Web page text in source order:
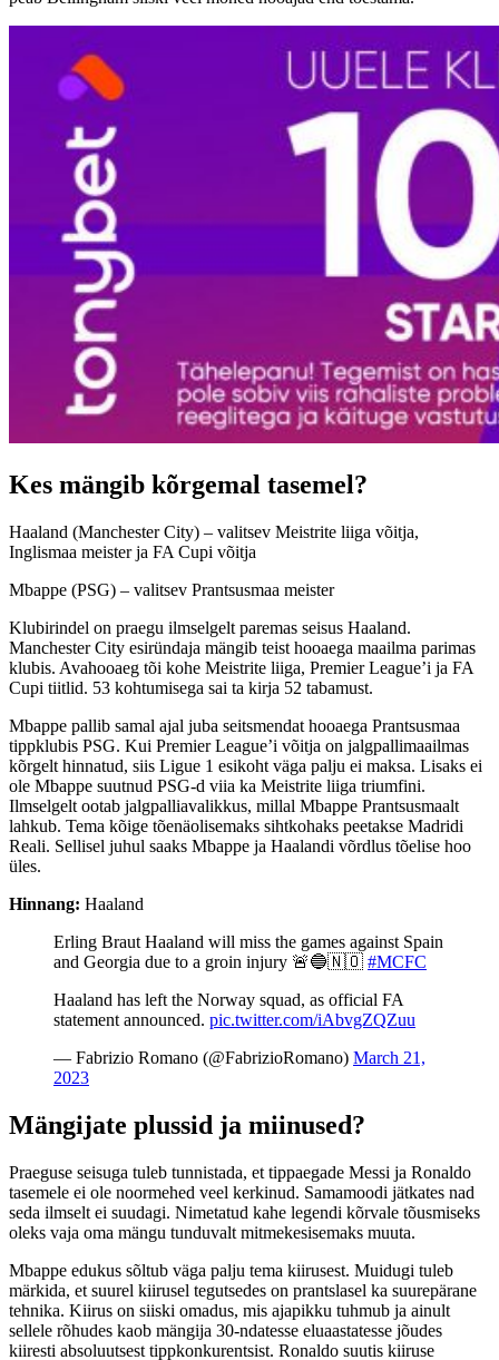
Kes mängib kõrgemal tasemel?
Haaland (Manchester City) – valitsev Meistrite liiga võitja,
Inglismaa meister ja FA Cupi võitja
Mbappe (PSG) – valitsev Prantsusmaa meister
Klubirindel on praegu ilmselgelt paremas seisus Haaland.
Manchester City esiründaja mängib teist hooaega maailma parimas
klubis. Avahooaeg tõi kohe Meistrite liiga, Premier League’i ja FA
Cupi tiitlid. 53 kohtumisega sai ta kirja 52 tabamust.
Mbappe pallib samal ajal juba seitsmendat hooaega Prantsusmaa
tippklubis PSG. Kui Premier League’i võitja on jalgpallimaailmas
kõrgelt hinnatud, siis Ligue 1 esikoht väga palju ei maksa. Lisaks ei
ole Mbappe suutnud PSG-d viia ka Meistrite liiga triumfini.
Ilmselgelt ootab jalgpalliavalikkus, millal Mbappe Prantsusmaalt
lahkub. Tema kõige tõenäolisemaks sihtkohaks peetakse Madridi
Reali. Sellisel juhul saaks Mbappe ja Haalandi võrdlus tõelise hoo
üles.
Hinnang: Haaland
Erling Braut Haaland will miss the games against Spain
and Georgia due to a groin injury 🚨🔵🇳🇴 #MCFC
Haaland has left the Norway squad, as official FA
statement announced. pic.twitter.com/iAbvgZQZuu
— Fabrizio Romano (@FabrizioRomano) March 21,
2023
Mängijate plussid ja miinused?
Praeguse seisuga tuleb tunnistada, et tippaegade Messi ja Ronaldo
tasemele ei ole noormehed veel kerkinud. Samamoodi jätkates nad
seda ilmselt ei suudagi. Nimetatud kahe legendi kõrvale tõusmiseks
oleks vaja oma mängu tunduvalt mitmekesisemaks muuta.
Mbappe edukus sõltub väga palju tema kiirusest. Muidugi tuleb
märkida, et suurel kiirusel tegutsedes on prantslasel ka suurepärane
tehnika. Kiirus on siiski omadus, mis ajapikku tuhmub ja ainult
sellele rõhudes kaob mängija 30-ndatesse eluaastatesse jõudes
kiiresti absoluutsest tippkonkurentsist. Ronaldo suutis kiiruse